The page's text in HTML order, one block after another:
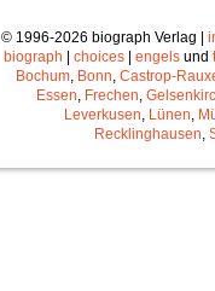
© 1996-2026 biograph Verlag |
biograph
choices engels und
Bochum, Bonn, Castrop-
Essen, Frechen,
Leverkusen, Lünen,
Recklinghausen,